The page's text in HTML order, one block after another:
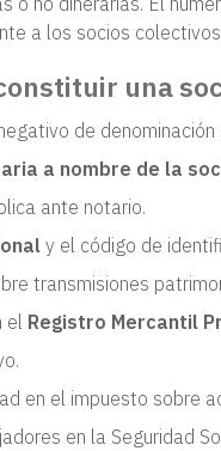
a los socios
una
de denominación
a nombre de la
ante notario.
y el código de
transmisiones
el Registro Mercantil
en el impuesto sobre
en la Seguridad